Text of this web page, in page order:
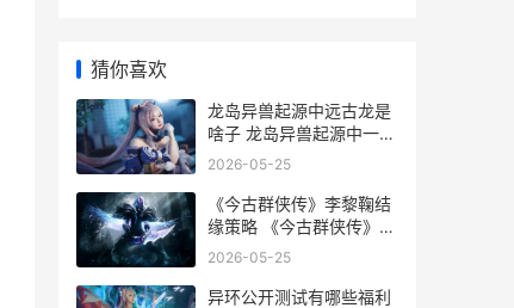
猜你喜欢
龙岛异兽起源中远古龙是
啥子 龙岛异兽起源中一头
成年暴龙需要多少积分
2026-05-25
《今古群侠传》李黎鞠结
缘策略 《今古群侠传》
钱
2026-05-25
异环公开测试有哪些福利